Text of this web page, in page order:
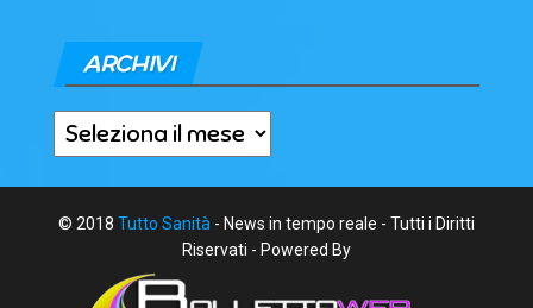
ARCHIVI
Archivi
© 2018 Tutto Sanità - News in tempo reale - Tutti i Diritti
Riservati - Powered By